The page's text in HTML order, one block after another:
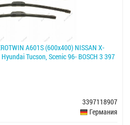
A601S (600x400) NISSAN X-
Tucson, Scenic 96- BOSCH 3 397
3397118907
Германия